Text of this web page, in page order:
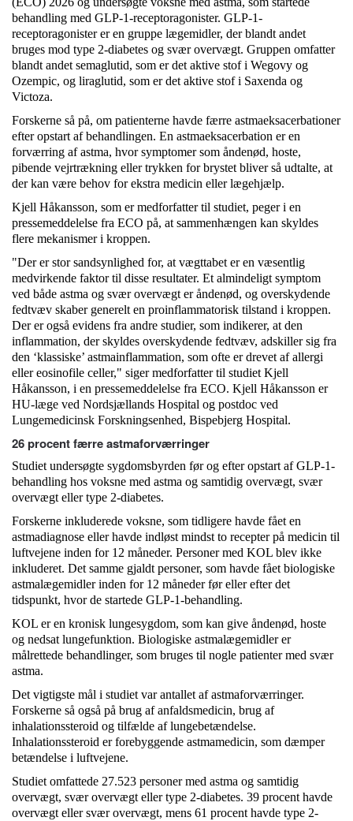
behandling med GLP-1-receptoragonister. GLP-1-
receptoragonister er en gruppe lægemidler, der blandt andet
bruges mod type 2-diabetes og svær overvægt. Gruppen omfatter
blandt andet semaglutid, som er det aktive stof i Wegovy og
Ozempic, og liraglutid, som er det aktive stof i Saxenda og
Victoza.
Forskerne så på, om patienterne havde færre astmaeksacerbationer
efter opstart af behandlingen. En astmaeksacerbation er en
forværring af astma, hvor symptomer som åndenød, hoste,
pibende vejrtrækning eller trykken for brystet bliver så udtalte, at
der kan være behov for ekstra medicin eller lægehjælp.
Kjell Håkansson, som er medforfatter til studiet, peger i en
pressemeddelelse fra ECO på, at sammenhængen kan skyldes
flere mekanismer i kroppen.
"Der er stor sandsynlighed for, at vægttabet er en væsentlig
medvirkende faktor til disse resultater. Et almindeligt symptom
ved både astma og svær overvægt er åndenød, og overskydende
fedtvæv skaber generelt en proinflammatorisk tilstand i kroppen.
Der er også evidens fra andre studier, som indikerer, at den
inflammation, der skyldes overskydende fedtvæv, adskiller sig fra
den ‘klassiske’ astmainflammation, som ofte er drevet af allergi
eller eosinofile celler," siger medforfatter til studiet Kjell
Håkansson, i en pressemeddelelse fra ECO. Kjell Håkansson er
HU-læge ved Nordsjællands Hospital og postdoc ved
Lungemedicinsk Forskningsenhed, Bispebjerg Hospital.
26 procent færre astmaforværringer
Studiet undersøgte sygdomsbyrden før og efter opstart af GLP-1-
behandling hos voksne med astma og samtidig overvægt, svær
overvægt eller type 2-diabetes.
Forskerne inkluderede voksne, som tidligere havde fået en
astmadiagnose eller havde indløst mindst to recepter på medicin til
luftvejene inden for 12 måneder. Personer med KOL blev ikke
inkluderet. Det samme gjaldt personer, som havde fået biologiske
astmalægemidler inden for 12 måneder før eller efter det
tidspunkt, hvor de startede GLP-1-behandling.
KOL er en kronisk lungesygdom, som kan give åndenød, hoste
og nedsat lungefunktion. Biologiske astmalægemidler er
målrettede behandlinger, som bruges til nogle patienter med svær
astma.
Det vigtigste mål i studiet var antallet af astmaforværringer.
Forskerne så også på brug af anfaldsmedicin, brug af
inhalationssteroid og tilfælde af lungebetændelse.
Inhalationssteroid er forebyggende astmamedicin, som dæmper
betændelse i luftvejene.
Studiet omfattede 27.523 personer med astma og samtidig
overvægt, svær overvægt eller type 2-diabetes. 39 procent havde
overvægt eller svær overvægt, mens 61 procent havde type 2-